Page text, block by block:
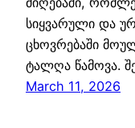
სიყვარული და
ცხოვრებაში
ტალღა წამოვა.
March 11, 2026